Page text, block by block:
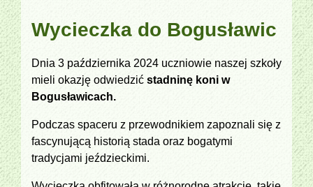
Wycieczka do Bogusławic
Dnia 3 października 2024 uczniowie naszej szkoły
mieli okazję odwiedzić stadninę koni w
Bogusławicach.
Podczas spaceru z przewodnikiem zapoznali się z
fascynującą historią stada oraz bogatymi
tradycjami jeździeckimi.